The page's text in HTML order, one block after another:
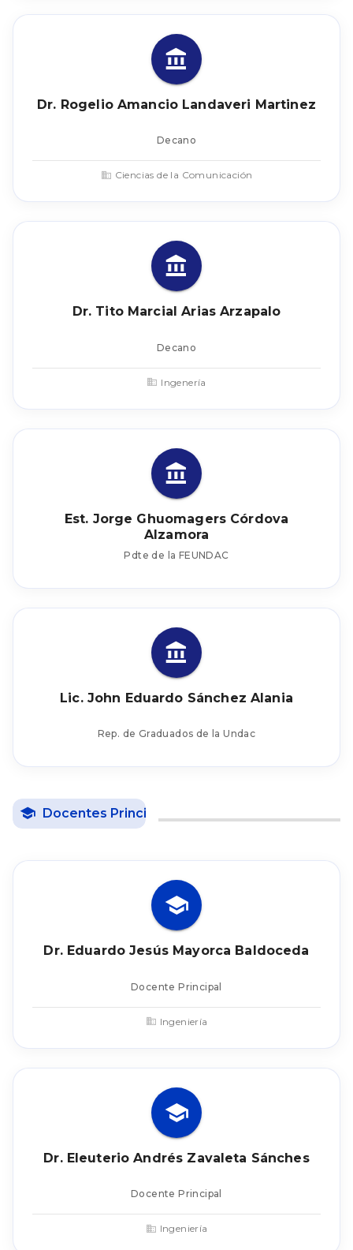
Dr. Rogelio Amancio Landaveri Martinez
Decano
Ciencias de la Comunicación
Dr. Tito Marcial Arias Arzapalo
Decano
Ingenería
Est. Jorge Ghuomagers Córdova
Alzamora
Pdte de la FEUNDAC
Lic. John Eduardo Sánchez Alania
Rep. de Graduados de la Undac
Docentes Principales
Dr. Eduardo Jesús Mayorca Baldoceda
Docente Principal
Ingeniería
Dr. Eleuterio Andrés Zavaleta Sánches
Docente Principal
Ingeniería